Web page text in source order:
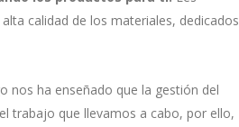
calidad de los materiales, dedicados
nos ha enseñado que la gestión del
trabajo que llevamos a cabo, por ello,